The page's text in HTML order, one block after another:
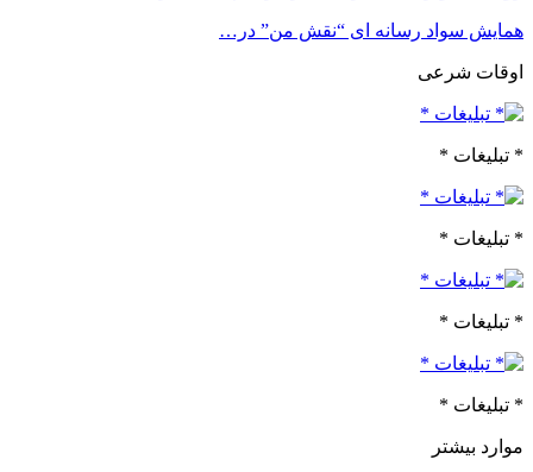
همایش سواد رسانه ای “نقش من” در…
اوقات شرعی
* تبلیغات *
* تبلیغات *
* تبلیغات *
* تبلیغات *
موارد بیشتر